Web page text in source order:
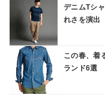
デニムTシ
れさを演出
この春、着
ランド6選